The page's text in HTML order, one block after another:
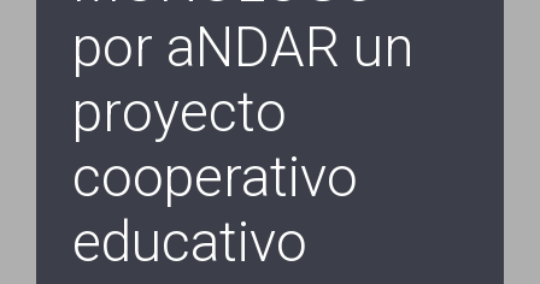
por aNDAR un
proyecto
cooperativo
educativo